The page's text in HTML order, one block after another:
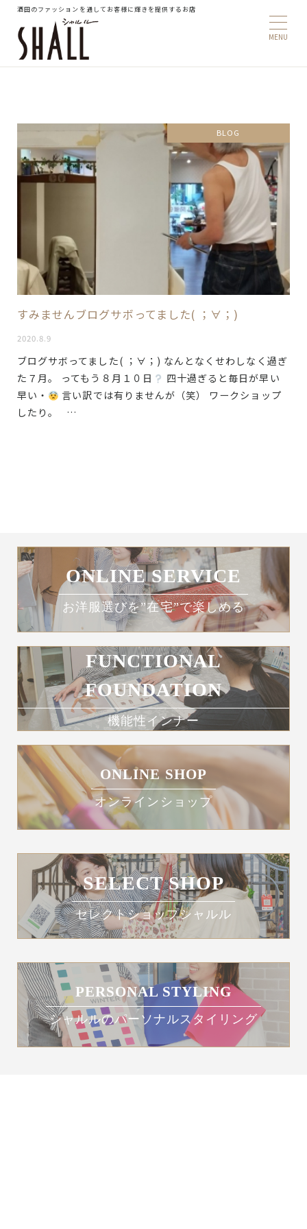
酒田のファッションを通してお客様に輝きを提供するお店
すみませんブログサボってました( ；∀；)
BLOG
2020.8.9
ブログサボってました( ；∀；) なんとなくせわしなく過ぎ
た７月。 ってもう８月１０日
四十過ぎると毎日が早い
早い・
言い訳では有りませんが（笑） ワークショップ
したり。 …
ONLINE SERVICE
お洋服選びを”在宅”で楽しめる
FUNCTIONAL
FOUNDATION
機能性インナー
ONLINE SHOP
オンラインショップ
SELECT SHOP
セレクトショップシャルル
PERSONAL STYLING
シャルルのパーソナルスタイリング